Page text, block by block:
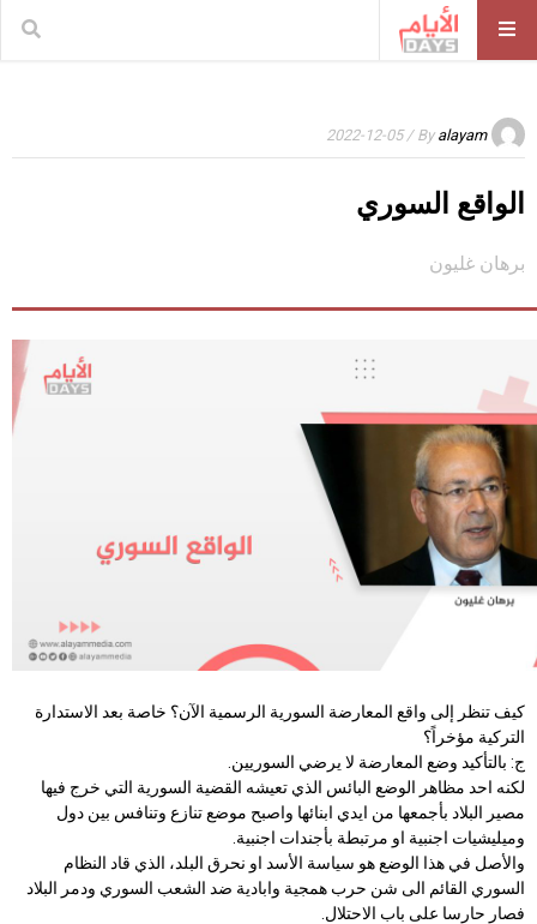
By alayam
/ 2022-12-05
الواقع السوري
برهان غليون
كيف تنظر إلى واقع المعارضة السورية الرسمية الآن؟ خاصة بعد الاستدارة
التركية مؤخراً؟
ج: بالتأكيد وضع المعارضة لا يرضي السوريين.
لكنه احد مظاهر الوضع البائس الذي تعيشه القضية السورية التي خرج فيها
مصير البلاد بأجمعها من ايدي ابنائها واصبح موضع تنازع وتنافس بين دول
وميليشيات اجنبية او مرتبطة بأجندات اجنبية.
والأصل في هذا الوضع هو سياسة الأسد او نحرق البلد، الذي قاد النظام
السوري القائم الى شن حرب همجية وابادية ضد الشعب السوري ودمر البلاد
فصار حارسا على باب الاحتلال.